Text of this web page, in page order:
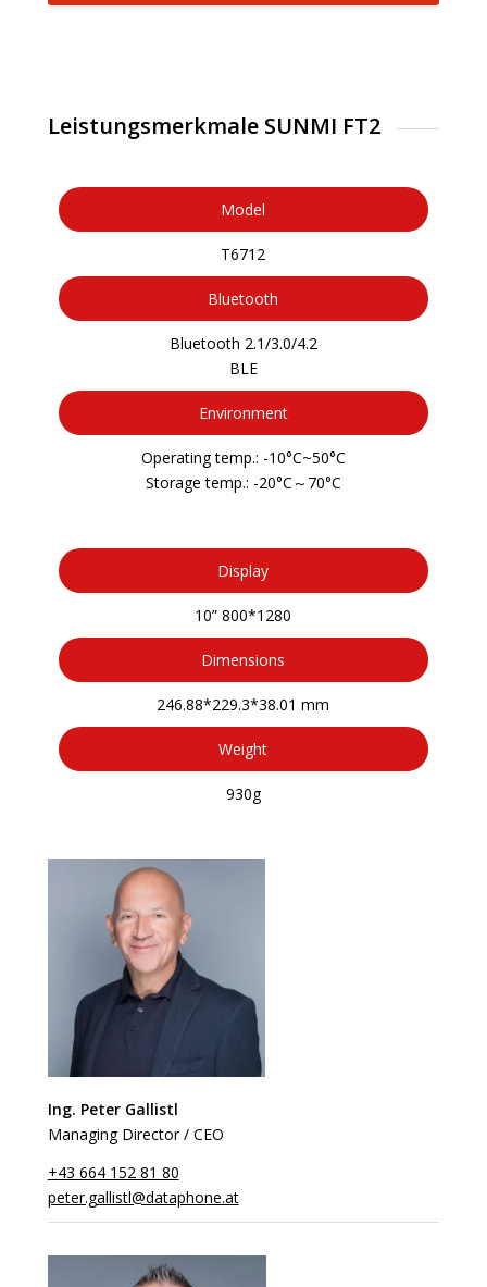
Leistungsmerkmale SUNMI FT2
Model
T6712
Bluetooth
Bluetooth 2.1/3.0/4.2
BLE
Environment
Operating temp.: -10°C~50°C
Storage temp.: -20°C～70°C
Display
10” 800*1280
Dimensions
246.88*229.3*38.01 mm
Weight
930g
Ing. Peter Gallistl
Managing Director / CEO
+43 664 152 81 80
peter.gallistl@dataphone.at